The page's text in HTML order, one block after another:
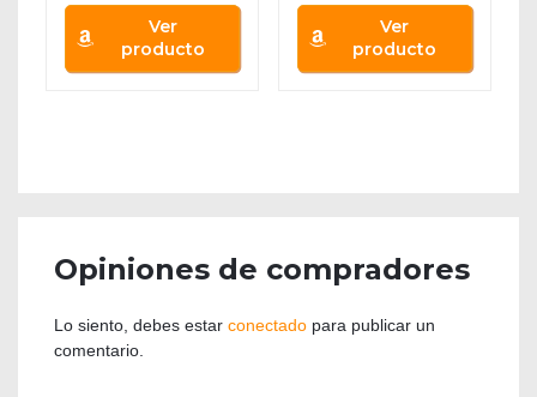
Ver
producto
Ver
producto
Opiniones de compradores
Lo siento, debes estar conectado para publicar un
comentario.